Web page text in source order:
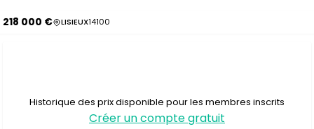
218 000 € LISIEUX14100
Historique des prix disponible pour les membres inscrits
Créer un compte gratuit